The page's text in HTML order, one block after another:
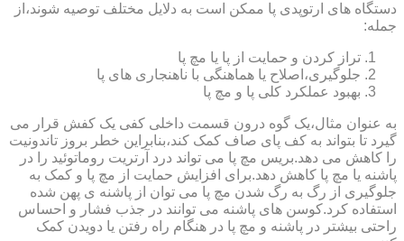
دستگاه های ارتوپدی پا ممکن است به دلایل مختلف توصیه شوند،از
جمله:
تراز کردن و حمایت از پا یا مچ پا
جلوگیری،اصلاح یا هماهنگی با ناهنجاری های پا
بهبود عملکرد کلی پا و مچ پا
به عنوان مثال،یک گوه درون قسمت داخلی کفی یک کفش قرار می
گیرد تا بتواند به کف پای صاف کمک کند،بنابراین خطر بروز تاندونیت
را کاهش می دهد.بریس مچ پا می تواند درد آرتریت روماتوئید را در
پاشنه یا مچ پا کاهش دهد.برای افزایش حمایت از مچ پا و کمک به
جلوگیری از رگ به رگ شدن مچ پا می توان از پاشنه ی پهن شده
استفاده کرد.کوسن های پاشنه می توانند در جذب فشار و احساس
راحتی بیشتر در پاشنه و مچ پا در هنگام راه رفتن یا دویدن کمک